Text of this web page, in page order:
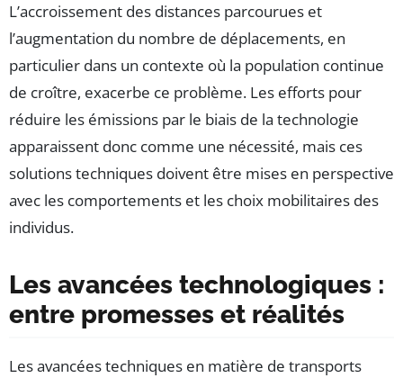
L’accroissement des distances parcourues et
l’augmentation du nombre de déplacements, en
particulier dans un contexte où la population continue
de croître, exacerbe ce problème. Les efforts pour
réduire les émissions par le biais de la technologie
apparaissent donc comme une nécessité, mais ces
solutions techniques doivent être mises en perspective
avec les comportements et les choix mobilitaires des
individus.
Les avancées technologiques :
entre promesses et réalités
Les avancées techniques en matière de transports